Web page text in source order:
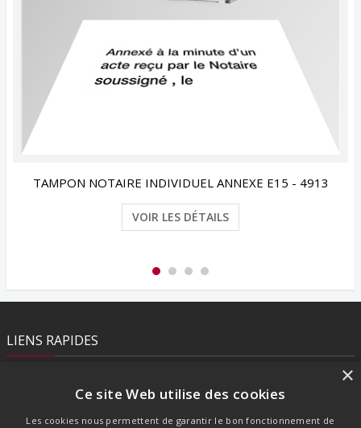
INDIVIDUEL ANNEXE E15 - 4913
LIENS RAPIDES
Mentions légalesCe site Web utilise des cookies
Les cookies nous permettent de garantir le bon fonctionnement de
×